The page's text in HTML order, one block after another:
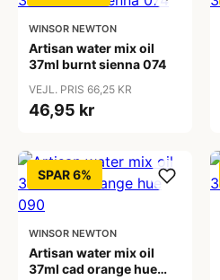
WINSOR NEWTON
Artisan water mix oil
37ml burnt sienna 074
VEJL. PRIS 66,25 KR
46,95 kr
SPAR 6%
WINSOR NEWTON
Artisan water mix oil
37ml cad orange hue